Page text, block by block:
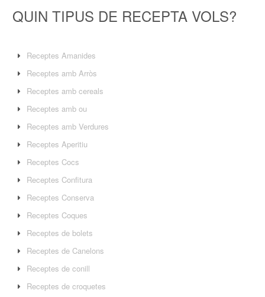
QUIN TIPUS DE RECEPTA VOLS?
Receptes Amanides
Receptes amb Arròs
Receptes amb cereals
Receptes amb ou
Receptes amb Verdures
Receptes Aperitiu
Receptes Cocs
Receptes Confitura
Receptes Conserva
Receptes Coques
Receptes de bolets
Receptes de Canelons
Receptes de conill
Receptes de croquetes